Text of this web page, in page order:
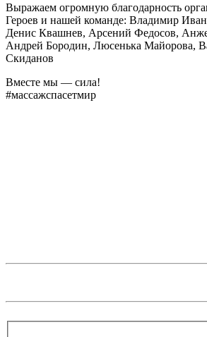
Выражаем огромную благодарность
Героев и нашей команде: Владимир
Денис Квашнев, Арсений Федосов,
Андрей Бородин, Люсенька Майорова,
Скиданов
Вместе мы — сила!
#массажспасетмир